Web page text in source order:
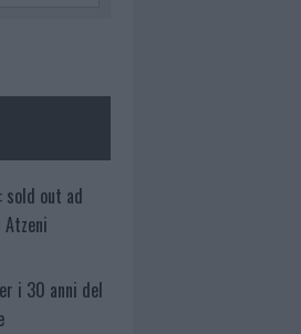
sold out ad
i 30 anni del